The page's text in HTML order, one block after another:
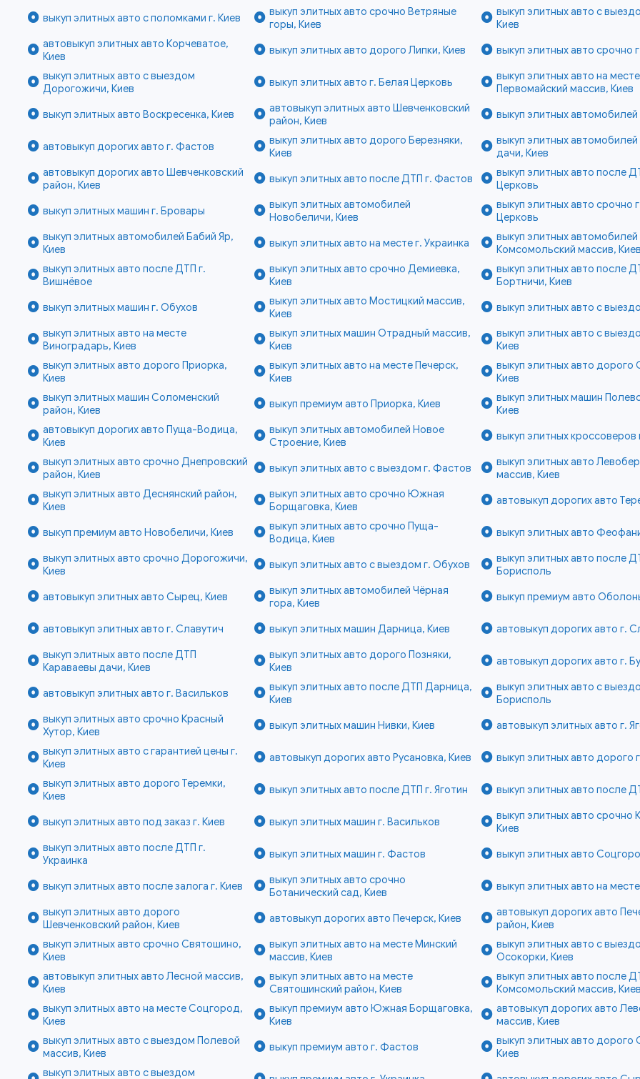
выкуп элитных авто с поломками г. Киев
выкуп элитных авто срочно Ветряные
горы, Киев
выкуп элитных авто с
Киев
автовыкуп элитных авто Корчеватое,
Киев
выкуп элитных авто дорого Липки, Киев
выкуп элитных авто срочно
выкуп элитных авто с выездом
Дорогожичи, Киев
выкуп элитных авто г. Белая Церковь
выкуп элитных авто на месте
Первомайский массив, Киев
выкуп элитных авто Воскресенка, Киев
автовыкуп элитных авто Шевченковский
район, Киев
выкуп элитных автомобилей
автовыкуп дорогих авто г. Фастов
выкуп элитных авто дорого Березняки,
Киев
выкуп элитных
дачи, Киев
автовыкуп дорогих авто Шевченковский
район, Киев
выкуп элитных авто после ДТП г. Фастов
выкуп элитных авто после
Церковь
выкуп элитных машин г. Бровары
выкуп элитных автомобилей
Новобеличи, Киев
выкуп элитных авто срочно
Церковь
выкуп элитных автомобилей Бабий Яр,
Киев
выкуп элитных авто на месте г. Украинка
выкуп элитных автомобилей
Комсомольский массив,
выкуп элитных авто после ДТП г.
Вишнёвое
выкуп элитных авто срочно Демиевка,
Киев
выкуп элитных авто после
Бортничи, Киев
выкуп элитных машин г. Обухов
выкуп элитных авто Мостицкий массив,
Киев
выкуп элитных авто с
выкуп элитных авто на месте
Виноградарь, Киев
выкуп элитных машин Отрадный массив,
Киев
выкуп элитных авто с
Киев
выкуп элитных авто дорого Приорка,
Киев
выкуп элитных авто на месте Печерск,
Киев
выкуп элитных авто дорого
Киев
выкуп элитных машин Соломенский
район, Киев
выкуп премиум авто Приорка, Киев
выкуп элитных машин
Киев
автовыкуп дорогих авто Пуща-Водица,
Киев
выкуп элитных автомобилей Новое
Строение, Киев
выкуп элитных кроссоверов
выкуп элитных авто срочно Днепровский
район, Киев
выкуп элитных авто с выездом г. Фастов
выкуп элитных авто
массив, Киев
выкуп элитных авто Деснянский район,
Киев
выкуп элитных авто срочно Южная
Борщаговка, Киев
автовыкуп дорогих авто
выкуп премиум авто Новобеличи, Киев
выкуп элитных авто срочно Пуща-
Водица, Киев
выкуп элитных авто
выкуп элитных авто срочно Дорогожичи,
Киев
выкуп элитных авто с выездом г. Обухов
выкуп элитных авто после
Борисполь
автовыкуп элитных авто Сырец, Киев
выкуп элитных автомобилей Чёрная
гора, Киев
выкуп премиум авто
автовыкуп элитных авто г. Славутич выкуп элитных машин Дарница, Киев
автовыкуп дорогих авто г.
выкуп элитных авто после ДТП
Караваевы дачи, Киев
выкуп элитных авто дорого Позняки,
Киев
автовыкуп дорогих авто г.
автовыкуп элитных авто г. Васильков
выкуп элитных авто после ДТП Дарница,
Киев
выкуп элитных авто с
Борисполь
выкуп элитных авто срочно Красный
Хутор, Киев
выкуп элитных машин Нивки, Киев
автовыкуп элитных авто г.
выкуп элитных авто с гарантией цены г.
Киев
автовыкуп дорогих авто Русановка, Киев
выкуп элитных авто дорого
выкуп элитных авто дорого Теремки,
Киев
выкуп элитных авто после ДТП г. Яготин выкуп элитных авто после
выкуп элитных авто под заказ г. Киев выкуп элитных машин г. Васильков
выкуп элитных авто срочно
Киев
выкуп элитных авто после ДТП г.
Украинка
выкуп элитных машин г. Фастов выкуп элитных авто
выкуп элитных авто после залога г. Киев
выкуп элитных авто срочно
Ботанический сад, Киев
выкуп элитных авто на
выкуп элитных авто дорого
Шевченковский район, Киев
автовыкуп дорогих авто Печерск, Киев
автовыкуп дорогих авто
район, Киев
выкуп элитных авто срочно Святошино,
Киев
выкуп элитных авто на месте Минский
массив, Киев
выкуп элитных авто с
Осокорки, Киев
автовыкуп элитных авто Лесной массив,
Киев
выкуп элитных авто на месте
Святошинский район, Киев
выкуп элитных авто после
Комсомольский массив,
выкуп элитных авто на месте Соцгород,
Киев
выкуп премиум авто Южная Борщаговка,
Киев
автовыкуп дорогих авто
массив, Киев
выкуп элитных авто с выездом Полевой
массив, Киев
выкуп премиум авто г. Фастов
выкуп элитных авто дорого
Киев
выкуп элитных авто с выездом